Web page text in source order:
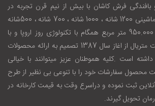
بافندگی فرش کاشان با بيش از نيم قرن تجربه در
زمينه توليد انواع فرش ماشینی 1200 شانه ، 1000 شانه ، 700 شانه ، 500شانه
با ظرفيت توليد سالانه 950.000 متر مربع همگام با تکنولوژی روز اروپا و با
استفاده از بالاترين کيفيت متريال از اغاز سال 1387 تصميم به ارائه محصولات
است .کليه هموطنان عزيز ميتوانند با خيالی
محصول سفارشات خود را با تنوعی بی نظير از طرح
ثبت نموده و دراسرع وقت به قيمت کارخانه در
تحويل گيرند.